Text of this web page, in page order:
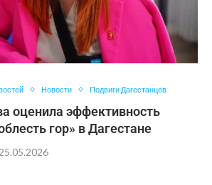
Новости Подвиги Дагестанцев
оценила эффективность
гор» в Дагестане
25.05.2026